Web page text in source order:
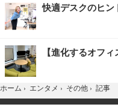
快適デスクのヒ
【進化するオフィ
ホーム › エンタメ › その他 › 記事